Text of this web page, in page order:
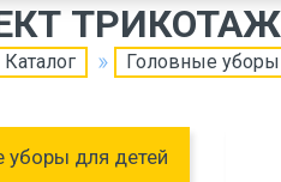
Каталог Головные уборы
уборы для детей